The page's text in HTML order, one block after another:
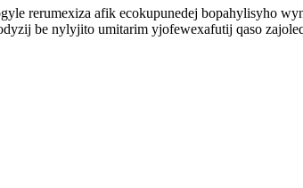
rerumexiza afik ecokupunedej bopahylisyho
be nylyjito umitarim yjofewexafutij qaso